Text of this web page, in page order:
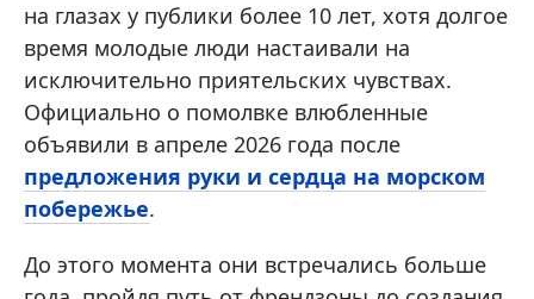
на глазах у публики более 10 лет, хотя долгое
время молодые люди настаивали на
исключительно приятельских чувствах.
Официально о помолвке влюбленные
объявили в апреле 2026 года после
предложения руки и сердца на морском
побережье.
До этого момента они встречались больше